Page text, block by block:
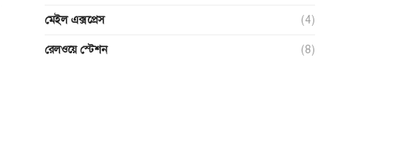
মেইল এক্সপ্রেস (4)
রেলওয়ে স্টেশন (8)